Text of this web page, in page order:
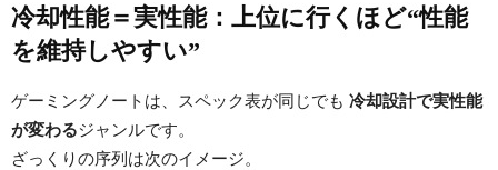
冷却性能＝実性能：上位に行くほど“性能
を維持しやすい”
ゲーミングノートは、スペック表が同じでも 冷却設計で実性能
が変わるジャンルです。
ざっくりの序列は次のイメージ。